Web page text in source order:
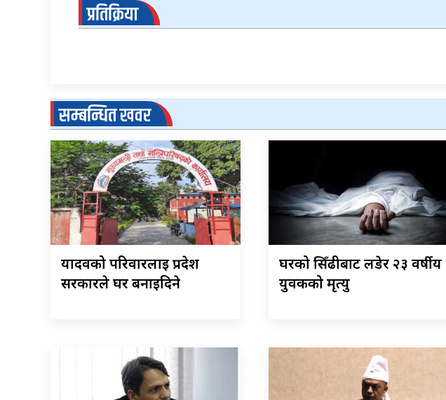
प्रतिक्रिया
सम्बन्धित खवर
यादवको परिवारलाई प्रदेश
सरकारले घर बनाइदिने
घरको सिँढीबाट लडेर २३ वर्षीय
युवकको मृत्यु